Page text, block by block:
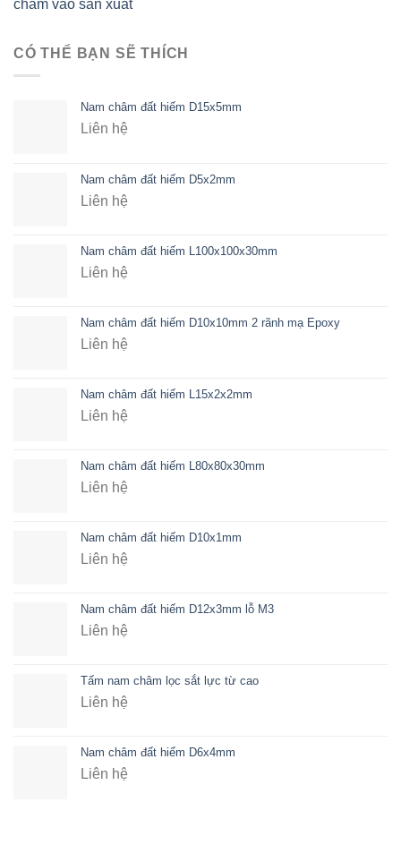
châm vào sản xuất
CÓ THỂ BẠN SẼ THÍCH
Nam châm đất hiếm D15x5mm
Liên hệ
Nam châm đất hiếm D5x2mm
Liên hệ
Nam châm đất hiếm L100x100x30mm
Liên hệ
Nam châm đất hiếm D10x10mm 2 rãnh mạ Epoxy
Liên hệ
Nam châm đất hiếm L15x2x2mm
Liên hệ
Nam châm đất hiếm L80x80x30mm
Liên hệ
Nam châm đất hiếm D10x1mm
Liên hệ
Nam châm đất hiếm D12x3mm lỗ M3
Liên hệ
Tấm nam châm lọc sắt lực từ cao
Liên hệ
Nam châm đất hiếm D6x4mm
Liên hệ